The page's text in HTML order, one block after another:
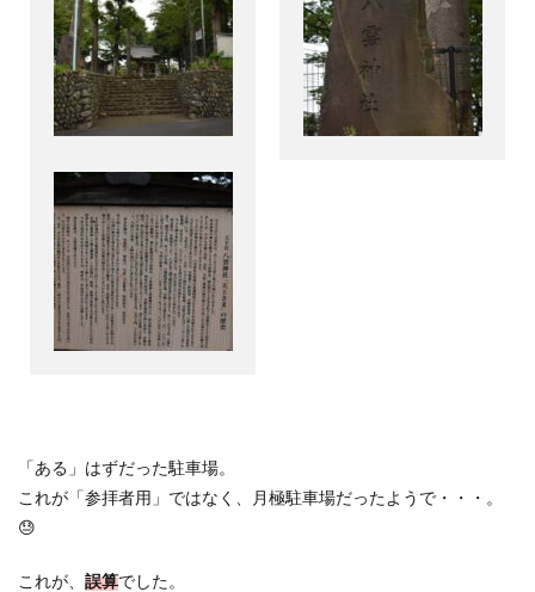
「ある」はずだった駐車場。
これが「参拝者用」ではなく、月極駐車場だったようで・・・。
😓
これが、 誤算でした。